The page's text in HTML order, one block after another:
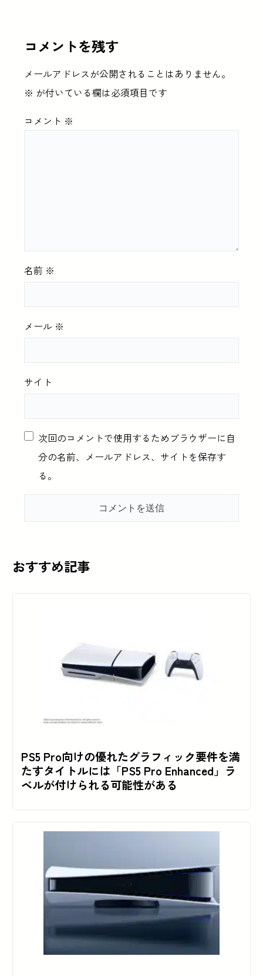
コメントを残す
メールアドレスが公開されることはありません。
※ が付いている欄は必須項目です
コメント ※
名前 ※
メール ※
サイト
次回のコメントで使用するためブラウザーに自
分の名前、メールアドレス、サイトを保存す
る。
おすすめ記事
PS5 Pro向けの優れたグラフィック要件を満
たすタイトルには「PS5 Pro Enhanced」ラ
ベルが付けられる可能性がある